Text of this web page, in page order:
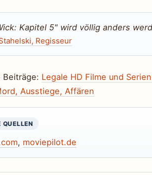
Kapitel 5" wird völlig anders
Regisseur
Beiträge: Legale HD Filme und
Ausstiege, Affären
QUELLEN
, moviepilot.de